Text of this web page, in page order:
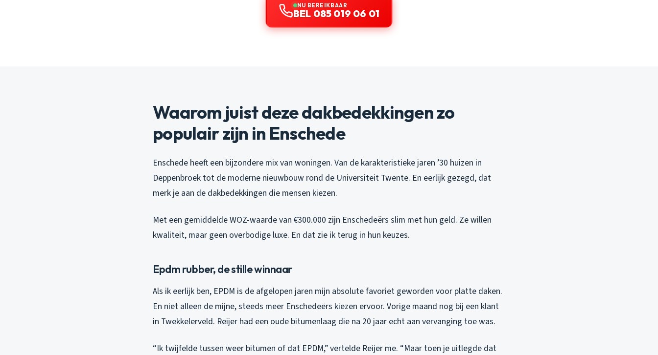
NU BEREIKBAAR
BEL 085 019 06 01
Waarom juist deze dakbedekkingen zo
populair zijn in Enschede
Enschede heeft een bijzondere mix van woningen. Van de karakteristieke jaren ’30 huizen in
Deppenbroek tot de moderne nieuwbouw rond de Universiteit Twente. En eerlijk gezegd, dat
merk je aan de dakbedekkingen die mensen kiezen.
Met een gemiddelde WOZ-waarde van €300.000 zijn Enschedeërs slim met hun geld. Ze willen
kwaliteit, maar geen overbodige luxe. En dat zie ik terug in hun keuzes.
Epdm rubber, de stille winnaar
Als ik eerlijk ben, EPDM is de afgelopen jaren mijn absolute favoriet geworden voor platte daken.
En niet alleen de mijne, steeds meer Enschedeërs kiezen ervoor. Vorige maand nog bij een klant
in Twekkelerveld. Reijer had een oude bitumenlaag die na 20 jaar echt aan vervanging toe was.
“Ik twijfelde tussen weer bitumen of dat EPDM,” vertelde Reijer me. “Maar toen je uitlegde dat